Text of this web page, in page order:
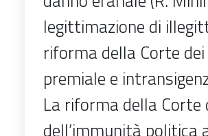
legittimazione di
riforma della Corte
premiale e
La riforma della
dell’immunità politica